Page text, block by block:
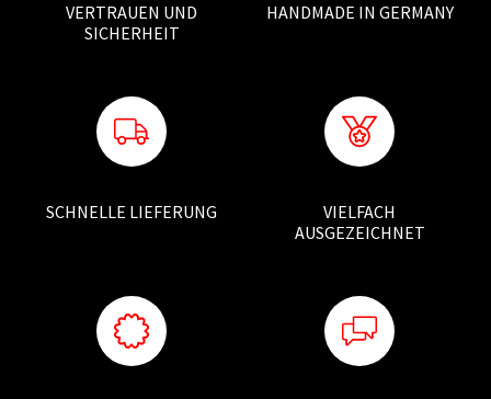
VERTRAUEN UND
SICHERHEIT
HANDMADE IN GERMANY
SCHNELLE LIEFERUNG
VIELFACH
AUSGEZEICHNET